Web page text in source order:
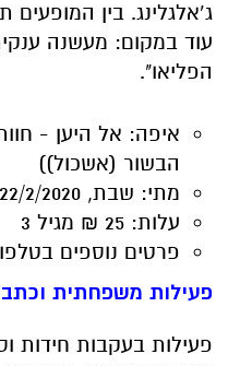
איפה: אל היען -
הבשור (אשכול))
מתי:
פרטים נוספים בטלפון 073-782-
פעילות משפחתית
פעילות בעקבות חידות
משחקי קופסא,
במקום: דוכני מזון ,